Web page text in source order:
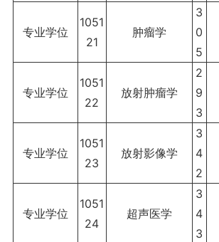
专业学位
1051
21
肿瘤学
3
0
5
专业学位
1051
22
放射肿瘤学
2
9
3
专业学位
1051
23
放射影像学
3
4
2
专业学位
1051
24
超声医学
3
4
3